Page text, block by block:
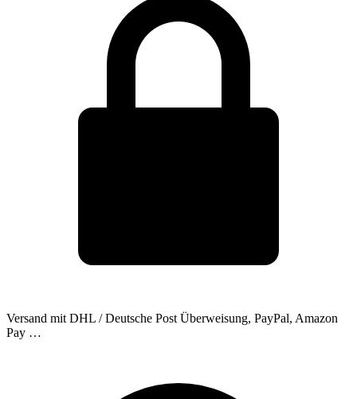
Versand mit DHL / Deutsche Post Überweisung, PayPal, Amazon
Pay …